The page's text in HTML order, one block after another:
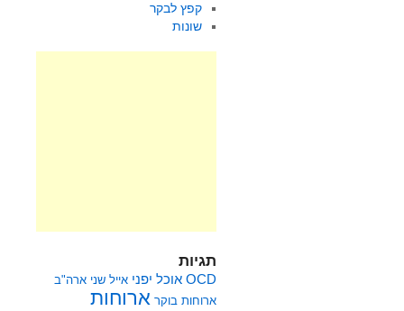
קפץ לבקר
שונות
תגיות
OCD אוכל יפני אייל שני ארה"ב
ארוחות בוקר ארוחות